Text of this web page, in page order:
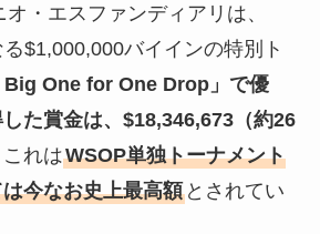
・エスファンディアリは、
$1,000,000バイインの特別ト
Big One for One Drop」で優
た賞金は、$18,346,673（約26
れはWSOP単独トーナメント
今なお史上最高額とされてい